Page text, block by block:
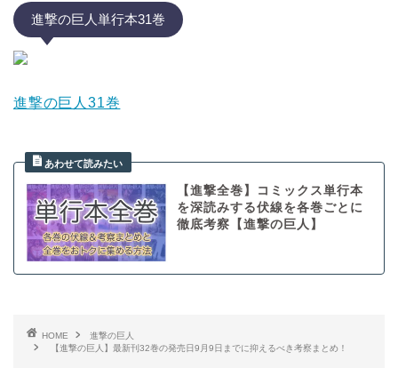
進撃の巨人単行本31巻
進撃の巨人31巻
【進撃全巻】コミックス単行本
を深読みする伏線を各巻ごとに
徹底考察【進撃の巨人】
HOME
進撃の巨人
【進撃の巨人】最新刊32巻の発売日9月9日までに抑えるべき考察まとめ！